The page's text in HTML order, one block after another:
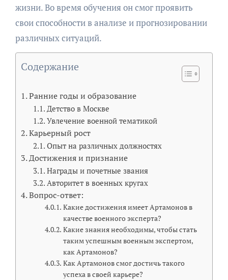
жизни. Во время обучения он смог проявить
свои способности в анализе и прогнозировании
различных ситуаций.
Содержание
Ранние годы и образование
Детство в Москве
Увлечение военной тематикой
Карьерный рост
Опыт на различных должностях
Достижения и признание
Награды и почетные звания
Авторитет в военных кругах
Вопрос-ответ:
Какие достижения имеет Артамонов в
качестве военного эксперта?
Какие знания необходимы, чтобы стать
таким успешным военным экспертом,
как Артамонов?
Как Артамонов смог достичь такого
успеха в своей карьере?